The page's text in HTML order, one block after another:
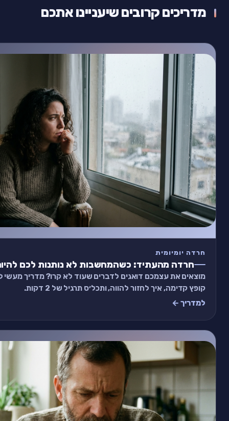
מדריכים קרובים שיעניינו אתכם
חרדה יומיומית
חרדה מהעתיד: כשהמחשבות לא נותנות לכם
מוצאים את עצמכם דואגים לדברים שעוד לא קרו? מדריך
קופץ קדימה, איך לחזור להווה, ותכל׳ס תרגיל של 2 דקות.
למדריך ←